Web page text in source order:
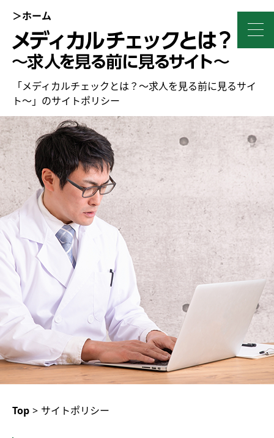
＞ホーム
「メディカルチェックとは？～求人を見る前に見るサイ
ト～」のサイトポリシー
Top > サイトポリシー